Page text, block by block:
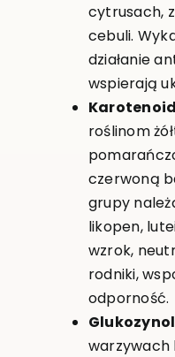
cytrusach,
cebuli.
działanie
wspierają
roślinom
czerwoną
grupy
likopen,
wzrok,
rodniki,
odporność.